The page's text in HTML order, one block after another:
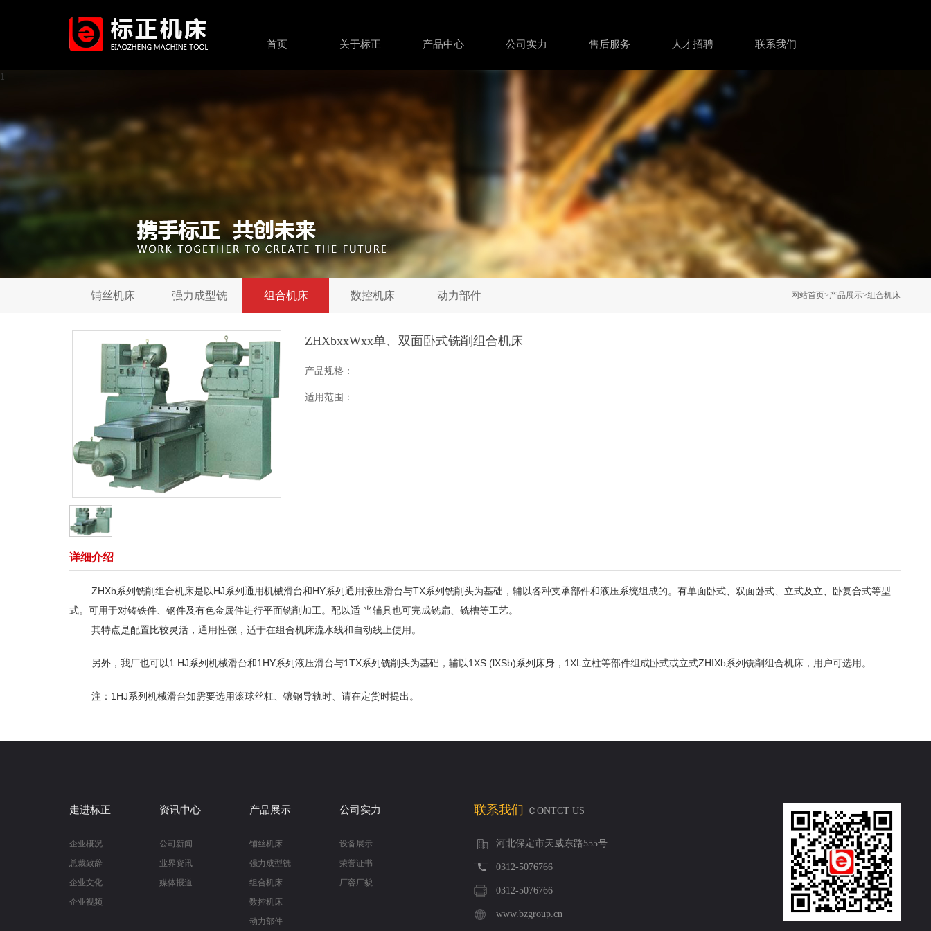
首页 关于标正 产品中心 公司实力 售后服务 人才招聘 联系我们
1
铺丝机床 强力成型铣 组合机床 数控机床 动力部件 网站首页>产品展示>组合机床
ZHXbxxWxx单、双面卧式铣削组合机床
产品规格：
适用范围：
详细介绍
ZHXb系列铣削组合机床是以HJ系列通用机械滑台和HY系列通用液压滑台与TX系列铣削头为基础，辅以各种支承部件和液压系统组成的。有单面卧式、双面卧式、立式及立、卧复合式等型
式。可用于对铸铁件、钢件及有色金属件进行平面铣削加工。配以适 当辅具也可完成铣扁、铣槽等工艺。
其特点是配置比较灵活，通用性强，适于在组合机床流水线和自动线上使用。
另外，我厂也可以1 HJ系列机械滑台和1HY系列液压滑台与1TX系列铣削头为基础，辅以1XS (lXSb)系列床身，1XL立柱等部件组成卧式或立式ZHIXb系列铣削组合机床，用户可选用。
注：1HJ系列机械滑台如需要选用滚球丝杠、镶钢导轨时、请在定货时提出。
走进标正
企业概况
总裁致辞
企业文化
企业视频
资讯中心
公司新闻
业界资讯
媒体报道
产品展示
铺丝机床
强力成型铣
组合机床
数控机床
动力部件
公司实力
设备展示
荣誉证书
厂容厂貌
联系我们 ＣONTCT US
河北保定市天威东路555号
0312-5076766
0312-5076766
www.bzgroup.cn